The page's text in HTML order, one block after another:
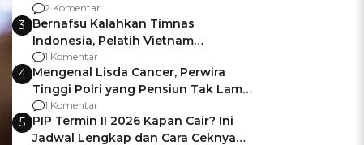
Pemalang
2 Komentar
3 Bernafsu Kalahkan Timnas
Indonesia, Pelatih Vietnam
Berencana Pakai Jimat di Pakansari
1 Komentar
4 Mengenal Lisda Cancer, Perwira
Tinggi Polri yang Pensiun Tak Lama
Usai Jadi Brigjen
1 Komentar
5 PIP Termin II 2026 Kapan Cair? Ini
Jadwal Lengkap dan Cara Ceknya